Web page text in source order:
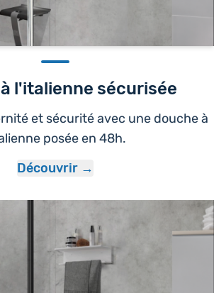
l'italienne sécurisée
et sécurité avec une douche à
posée en 48h.
Découvrir